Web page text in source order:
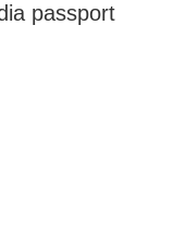
passport